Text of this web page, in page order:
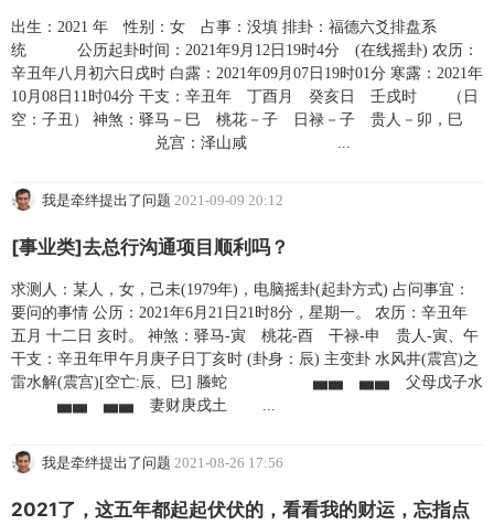
出生：2021 年 性别：女 占事：没填 排卦：福德六爻排盘系
统 公历起卦时间：2021年9月12日19时4分 (在线摇卦) 农历：
辛丑年八月初六日戌时 白露：2021年09月07日19时01分 寒露：2021年
10月08日11时04分 干支：辛丑年 丁酉月 癸亥日 壬戌时 （日
空：子丑） 神煞：驿马－巳 桃花－子 日禄－子 贵人－卯，巳
兑宫：泽山咸 ...
我是牵绊提出了问题 2021-09-09 20:12
[事业类]去总行沟通项目顺利吗？
求测人：某人，女，己未(1979年)，电脑摇卦(起卦方式) 占问事宜：
要问的事情 公历：2021年6月21日21时8分，星期一。 农历：辛丑年
五月 十二日 亥时。 神煞：驿马-寅 桃花-酉 干禄-申 贵人-寅、午
干支：辛丑年甲午月庚子日丁亥时 (卦身：辰) 主变卦 水风井(震宫)之
雷水解(震宫)[空亡:辰、巳] 螣蛇 ▅▅ ▅▅ 父母戊子水
▅▅ ▅▅ 妻财庚戌土 ...
我是牵绊提出了问题 2021-08-26 17:56
2021了，这五年都起起伏伏的，看看我的财运，忘指点